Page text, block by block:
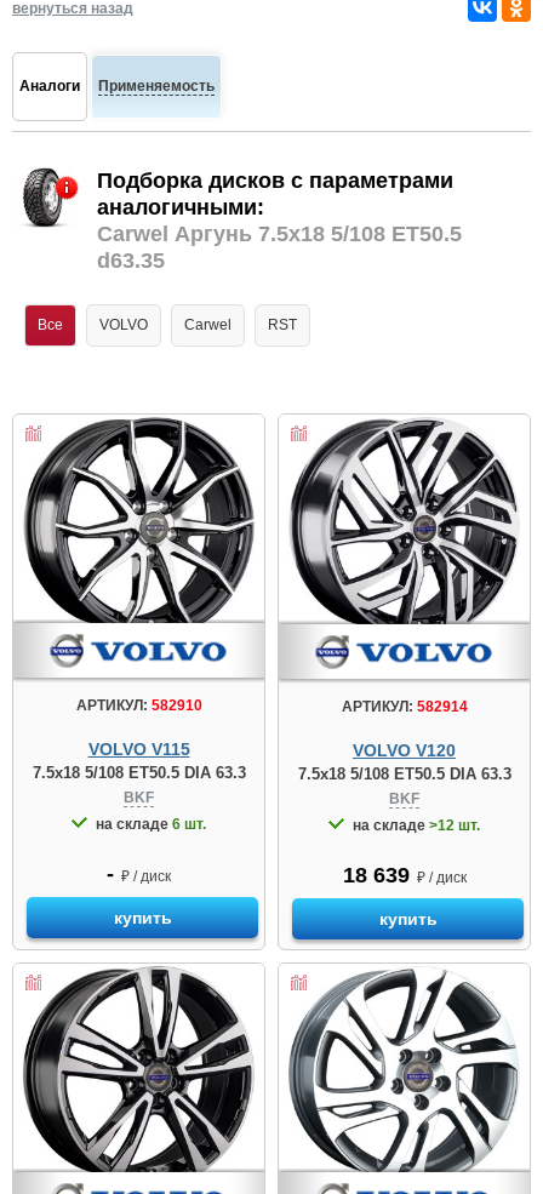
вернуться назад
Аналоги Применяемость
Подборка дисков с параметрами
аналогичными:
Carwel Аргунь 7.5x18 5/108 ET50.5
d63.35
Все VOLVO Carwel RST
АРТИКУЛ: 582910
VOLVO V115
7.5x18 5/108 ET50.5 DIA 63.3
BKF
на складе 6 шт.
- ₽ / диск
купить
АРТИКУЛ: 582914
VOLVO V120
7.5x18 5/108 ET50.5 DIA 63.3
BKF
на складе >12 шт.
18 639 ₽ / диск
купить